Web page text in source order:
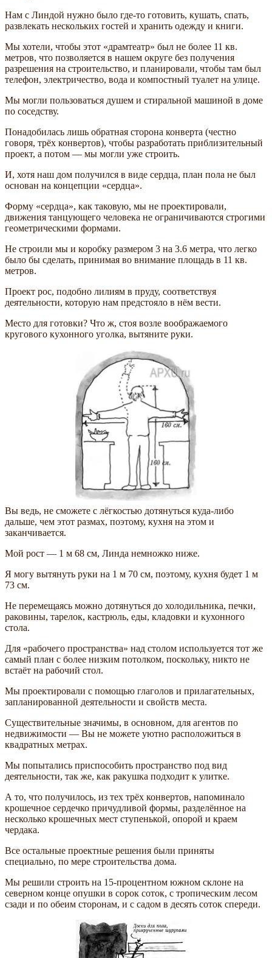
Нам с Линдой нужно было где-то готовить, кушать, спать,
развлекать нескольких гостей и хранить одежду и книги.
Мы хотели, чтобы этот «драмтеатр» был не более 11 кв.
метров, что позволяется в нашем округе без получения
разрешения на строительство, и планировали, чтобы там был
телефон, электричество, вода и компостный туалет на улице.
Мы могли пользоваться душем и стиральной машиной в доме
по соседству.
Понадобилась лишь обратная сторона конверта (честно
говоря, трёх конвертов), чтобы разработать приблизительный
проект, а потом — мы могли уже строить.
И, хотя наш дом получился в виде сердца, план пола не был
основан на концепции «сердца».
Форму «сердца», как таковую, мы не проектировали,
движения танцующего человека не ограничиваются строгими
геометрическими формами.
Не строили мы и коробку размером 3 на 3.6 метра, что легко
было бы сделать, принимая во внимание площадь в 11 кв.
метров.
Проект рос, подобно лилиям в пруду, соответствуя
деятельности, которую нам предстояло в нём вести.
Место для готовки? Что ж, стоя возле воображаемого
кругового кухонного уголка, вытяните руки.
Вы ведь, не сможете с лёгкостью дотянуться куда-либо
дальше, чем этот размах, поэтому, кухня на этом и
заканчивается.
Мой рост — 1 м 68 см, Линда немножко ниже.
Я могу вытянуть руки на 1 м 70 см, поэтому, кухня будет 1 м
73 см.
Не перемещаясь можно дотянуться до холодильника, печки,
раковины, тарелок, кастрюль, еды, кладовки и кухонного
стола.
Для «рабочего пространства» над столом используется тот же
самый план с более низким потолком, поскольку, никто не
встаёт на рабочий стол.
Мы проектировали с помощью глаголов и прилагательных,
запланированной деятельности и свойств места.
Существительные значимы, в основном, для агентов по
недвижимости — Вы не можете уютно расположиться в
квадратных метрах.
Мы попытались приспособить пространство под вид
деятельности, так же, как ракушка подходит к улитке.
А то, что получилось, из тех трёх конвертов, напоминало
крошечное сердечко причудливой формы, разделённое на
несколько крошечных мест ступенькой, опорой и краем
чердака.
Все остальные проектные решения были приняты
специально, по мере строительства дома.
Мы решили строить на 15-процентном южном склоне на
северном конце опушки в сорок соток, с тропическим лесом
сзади и по обеим сторонам, и с садом в десять соток спереди.